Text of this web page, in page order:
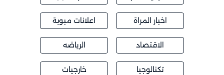
اخبار المراة اعلانات مبوبة
الاقتصاد الرياضه
تكنالوجيا خارجيات